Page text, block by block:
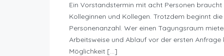
Ein Vorstandstermin mit acht Personen
Kolleginnen und Kollegen. Trotzdem beginnt
Personenanzahl. Wer einen Tagungsraum
Arbeitsweise und Ablauf vor der ersten
Möglichkeit […]